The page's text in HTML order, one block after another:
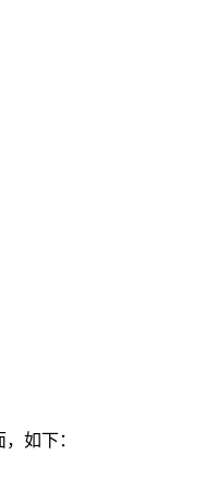
如下：